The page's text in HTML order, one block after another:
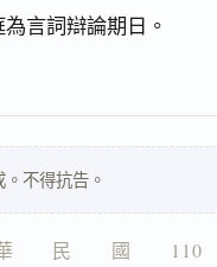
言詞辯論期日。
不得抗告。
　　民　　國　　110